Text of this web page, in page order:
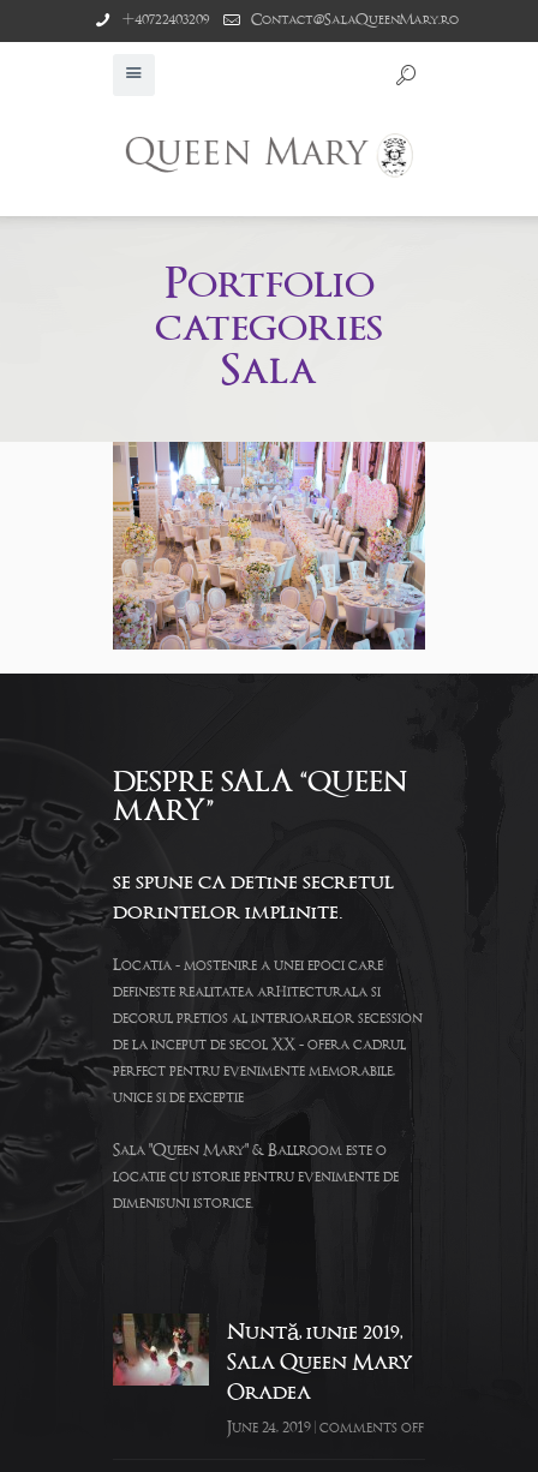
+40722403209 Contact@SalaQueenMary.ro
Portfolio
categories
Sala
DESPRE SALA “QUEEN
MARY”
se spune ca detine secretul
dorintelor implinite.
Locatia - mostenire a unei epoci care
defineste realitatea arhitecturala si
decorul pretios al interioarelor secession
de la inceput de secol XX - ofera cadrul
perfect pentru evenimente memorabile,
unice si de exceptie
Sala "Queen Mary" & Ballroom este o
locatie cu istorie pentru evenimente de
dimenisuni istorice.
Nuntă, iunie 2019,
Sala Queen Mary
Oradea
June 24, 2019 comments off